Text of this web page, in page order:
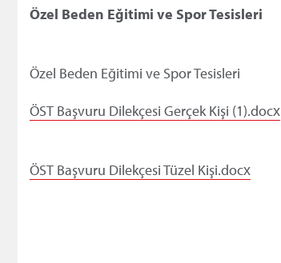
Özel Beden Eğitimi ve Spor Tesisleri
Özel Beden Eğitimi ve Spor Tesisleri
ÖST Başvuru Dilekçesi Gerçek Kişi (1).docx
ÖST Başvuru Dilekçesi Tüzel Kişi.docx